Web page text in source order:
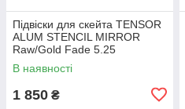
Підвіски для скейта TENSOR
ALUM STENCIL MIRROR
Raw/Gold Fade 5.25
В наявності
1 850 ₴